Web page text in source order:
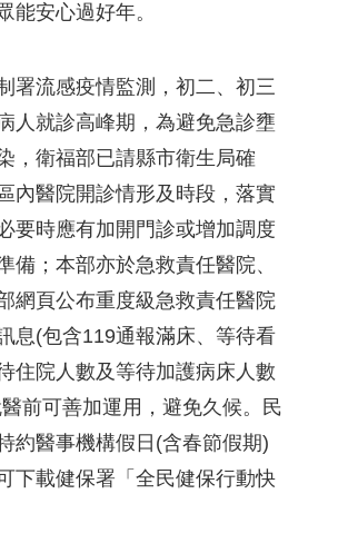
能安心過好年。
署流感疫情監測，初二、初三
人就診高峰期，為避免急診壅
，衛福部已請縣市衛生局確
內醫院開診情形及時段，落實
要時應有加開門診或增加調度
備；本部亦於急救責任醫院、
網頁公布重度級急救責任醫院
息(包含119通報滿床、等待看
住院人數及等待加護病床人數
前可善加運用，避免久候。民
約醫事機構假日(含春節假期)
下載健保署「全民健保行動快